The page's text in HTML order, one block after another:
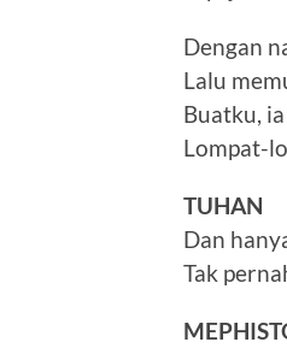
Dengan
Lalu
Buatku,
Lompat-
TUHAN
Dan
Tak